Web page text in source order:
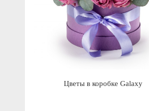
Цветы в коробке Galaxy